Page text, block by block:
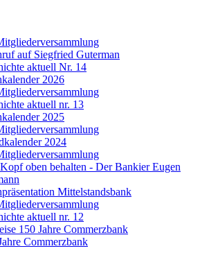
auf Siegfried Guterman
aktuell Nr. 14
2026
aktuell nr. 13
2025
2024
oben behalten - Der Bankier Eugen
Mittelstandsbank
aktuell nr. 12
150 Jahre Commerzbank
Commerzbank